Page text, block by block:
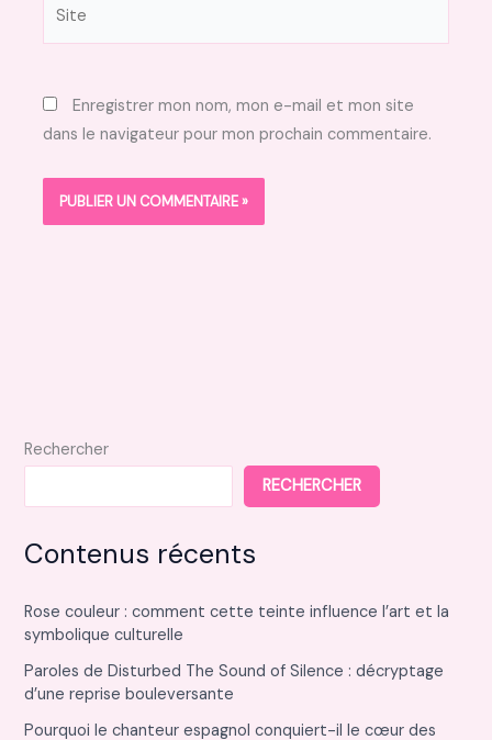
Enregistrer mon nom, mon e-mail et mon site
dans le navigateur pour mon prochain commentaire.
Rechercher
RECHERCHER
Contenus récents
Rose couleur : comment cette teinte influence l’art et la
symbolique culturelle
Paroles de Disturbed The Sound of Silence : décryptage
d’une reprise bouleversante
Pourquoi le chanteur espagnol conquiert-il le cœur des